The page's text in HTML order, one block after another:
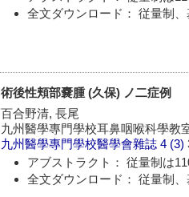
全文ダウンロード： 従量制
術後性頬部嚢腫 (久保) ノ二症例
百合野清, 長尾
九州醫學專門學校耳鼻咽喉科學教
九州醫學專門學校醫學會雜誌 4 (3)
アブストラクト： 従量制は
全文ダウンロード： 従量制